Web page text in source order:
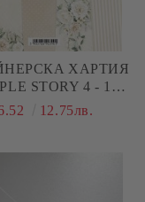
ХАРТИЯ
STORY 4 - 15
ЛИСТА12.75лв.